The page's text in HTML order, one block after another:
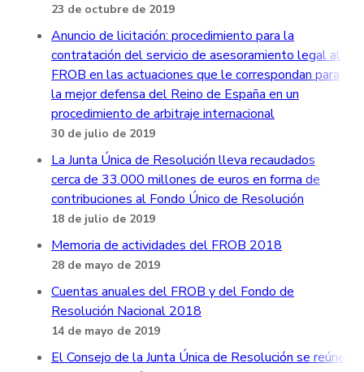
23 de octubre de 2019
Anuncio de licitación: procedimiento para la
contratación del servicio de asesoramiento legal al
FROB en las actuaciones que le correspondan para
la mejor defensa del Reino de España en un
procedimiento de arbitraje internacional
30 de julio de 2019
La Junta Única de Resolución lleva recaudados
cerca de 33.000 millones de euros en forma de
contribuciones al Fondo Único de Resolución
18 de julio de 2019
Memoria de actividades del FROB 2018
28 de mayo de 2019
Cuentas anuales del FROB y del Fondo de
Resolución Nacional 2018
14 de mayo de 2019
El Consejo de la Junta Única de Resolución se reúne